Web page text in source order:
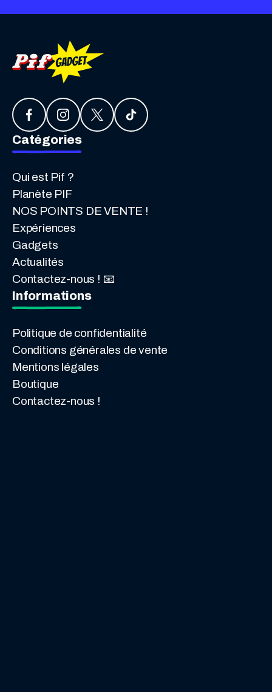
Catégories
Qui est Pif ?
Planète PIF
NOS POINTS DE VENTE !
Expériences
Gadgets
Actualités
Contactez-nous ! 📧
Informations
Politique de confidentialité
Conditions générales de vente
Mentions légales
Boutique
Contactez-nous !